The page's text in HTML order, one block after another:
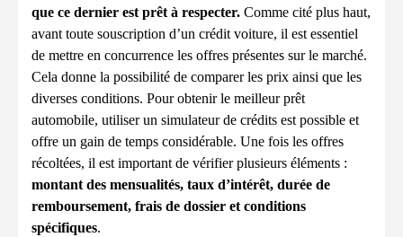
que ce dernier est prêt à respecter. Comme cité plus haut,
avant toute souscription d’un crédit voiture, il est essentiel
de mettre en concurrence les offres présentes sur le marché.
Cela donne la possibilité de comparer les prix ainsi que les
diverses conditions. Pour obtenir le meilleur prêt
automobile, utiliser un simulateur de crédits est possible et
offre un gain de temps considérable. Une fois les offres
récoltées, il est important de vérifier plusieurs éléments :
montant des mensualités, taux d’intérêt, durée de
remboursement, frais de dossier et conditions
spécifiques.